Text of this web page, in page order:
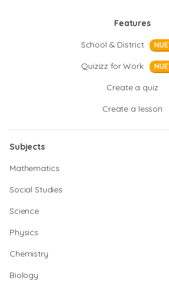
Features
School & District
Quizizz for Work
Create a quiz
Create a lesson
Subjects
Mathematics
Social Studies
Science
Physics
Chemistry
Biology